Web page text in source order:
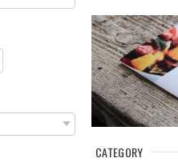
CATEGORY